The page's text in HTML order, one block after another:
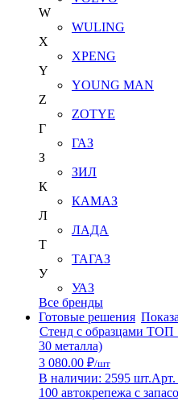
W
WULING
X
XPENG
Y
YOUNG MAN
Z
ZOTYE
Г
ГАЗ
З
ЗИЛ
К
КАМАЗ
Л
ЛАДА
Т
ТАГАЗ
У
УАЗ
Все бренды
Готовые решения
Стенд с образцами ТОП
30 металла)
3 080.00 ₽/шт
В наличии: 2595 шт.Арт.
100 автокрепежа с